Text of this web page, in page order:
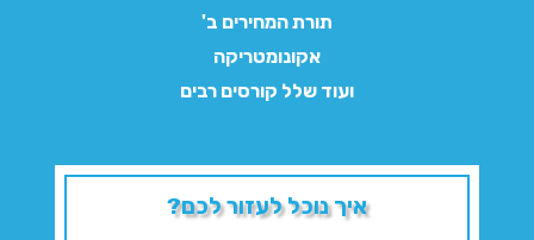
תורת המחירים ב'
אקונומטריקה
ועוד שלל קורסים רבים
איך נוכל לעזור לכם?